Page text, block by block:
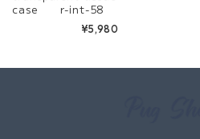
case r-int-58
¥5,980